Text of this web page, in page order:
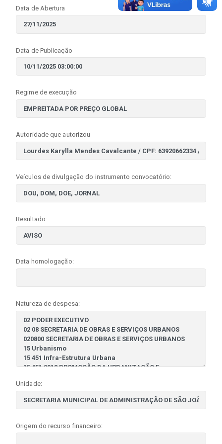
Data de Abertura
Data de Publicação
Regime de execução
Autoridade que autorizou
Veículos de divulgação do instrumento convocatório:
Resultado:
Data homologação:
Natureza de despesa:
Unidade:
Origem do recurso financeiro: